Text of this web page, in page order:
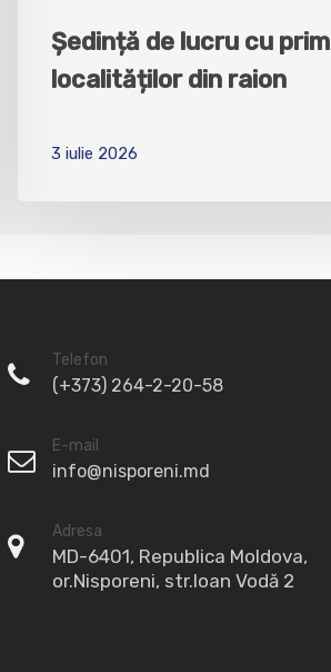
Ședință de lucru cu
localităților din raion
3 iulie 2026
Telefon
(+373) 264-2-20-58
E-mail
info@nisporeni.md
Adresa
MD-6401, Republica Moldova,
or.Nisporeni, str.Ioan Vodă 2